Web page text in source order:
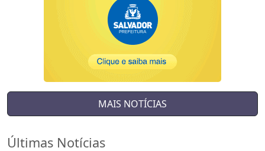
MAIS NOTÍCIAS
Últimas Notícias